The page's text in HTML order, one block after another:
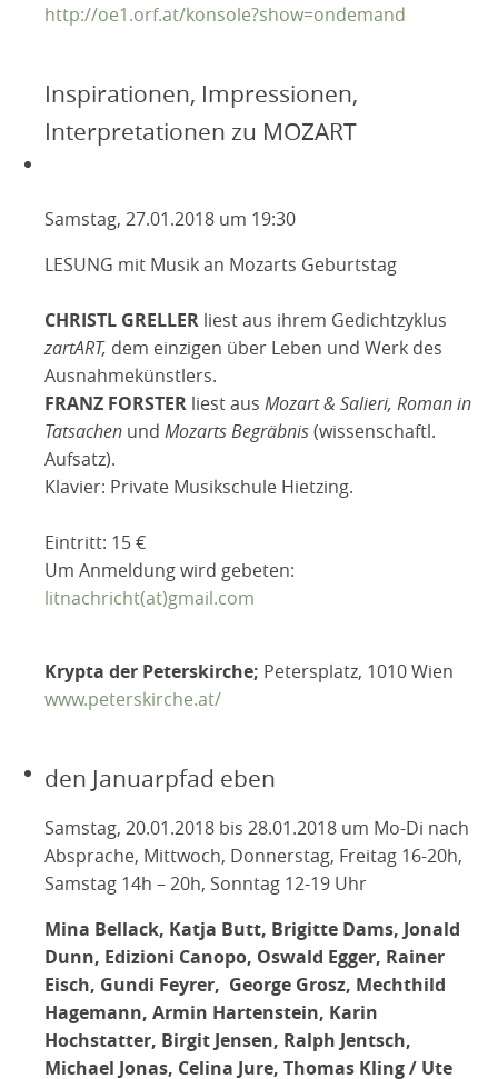
http://oe1.orf.at/konsole?show=ondemand
Inspirationen, Impressionen,
Interpretationen zu MOZART
Samstag, 27.01.2018 um 19:30
LESUNG mit Musik an Mozarts Geburtstag
CHRISTL GRELLER liest aus ihrem Gedichtzyklus
zartART, dem einzigen über Leben und Werk des
Ausnahmekünstlers.
FRANZ FORSTER liest aus Mozart & Salieri, Roman in
Tatsachen und Mozarts Begräbnis(wissenschaftl.
Aufsatz).
Klavier: Private Musikschule Hietzing.
Eintritt: 15 €
Um Anmeldung wird gebeten:
litnachricht(at)gmail.com
Krypta der Peterskirche; Petersplatz, 1010 Wien
www.peterskirche.at/
den Januarpfad eben
Samstag, 20.01.2018 bis 28.01.2018 um Mo-Di nach
Absprache, Mittwoch, Donnerstag, Freitag 16-20h,
Samstag 14h – 20h, Sonntag 12-19 Uhr
Mina Bellack, Katja Butt, Brigitte Dams, Jonald
Dunn, Edizioni Canopo, Oswald Egger, Rainer
Eisch, Gundi Feyrer, George Grosz, Mechthild
Hagemann, Armin Hartenstein, Karin
Hochstatter, Birgit Jensen, Ralph Jentsch,
Michael Jonas, Celina Jure, Thomas Kling / Ute